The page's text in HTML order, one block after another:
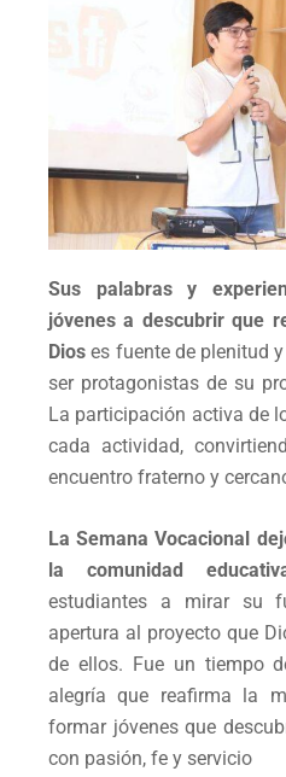
Sus palabras y
jóvenes a descubrir que
Dioses fuente de plenitud
ser protagonistas de su
La participación activa de
cada actividad,
encuentro fraterno y
La Semana Vocacional
la comunidad
estudiantes a mirar su
apertura al proyecto que
de ellos. Fue un tiempo
alegría que reafirma la
formar jóvenes que
con pasión, fe y servicio